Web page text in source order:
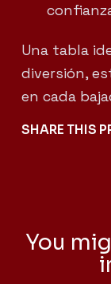
Una tabla
diversión,
en cada
SHARE THIS
You